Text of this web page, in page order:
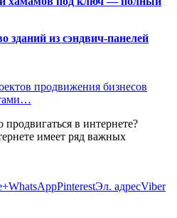
зданий из сэндвич-панелей
продвижения бизнесов
в интернете?
имеет ряд важных
WhatsAppPinterestЭл. адресViber